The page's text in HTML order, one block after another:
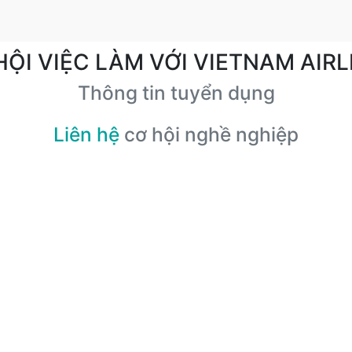
VIỆC LÀM VỚI VIETNAM
Thông tin tuyển dụng
Liên hệ cơ hội nghề nghiệp